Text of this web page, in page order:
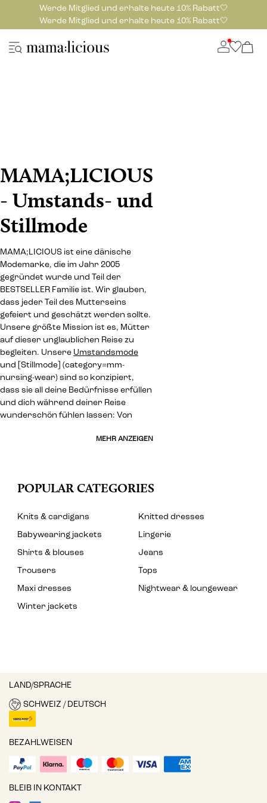
Werde Mitglied und erhalte heute 10% Rabatt🤍
Werde Mitglied und erhalte heute 10% Rabatt🤍
MAMA;LICIOUS
- Umstands- und
Stillmode
MAMA;LICIOUS ist eine dänische
Modemarke, die im Jahr 2005
gegründet wurde und Teil der
BESTSELLER Familie ist. Wir glauben,
dass jeder Teil des Mutterseins
gefeiert und geschätzt werden sollte.
Unsere größte Mission ist es, Mütter
auf dieser unglaublichen Reise zu
begleiten. Unsere Umstandsmode
und [Stillmode] (category=mm-
nursing-wear) sind so konzipiert,
dass sie all deine Bedürfnisse erfüllen
und dich während deiner Reise
wunderschön fühlen lassen: Von
MEHR ANZEIGEN
POPULAR CATEGORIES
Knits & cardigans
Knitted dresses
Babywearing jackets
Lingerie
Shirts & blouses
Jeans
Trousers
Tops
Maxi dresses
Nightwear & loungewear
Winter jackets
LAND/SPRACHE
SCHWEIZ / DEUTSCH
BEZAHLWEISEN
BLEIB IN KONTAKT